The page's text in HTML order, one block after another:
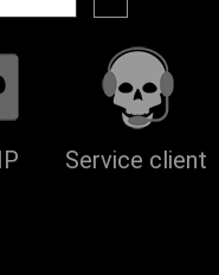
Service client